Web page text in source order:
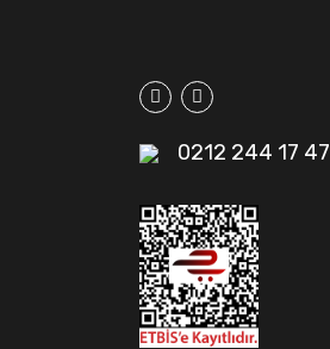
0212 244 17 47